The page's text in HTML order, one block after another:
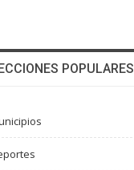
POPULARES